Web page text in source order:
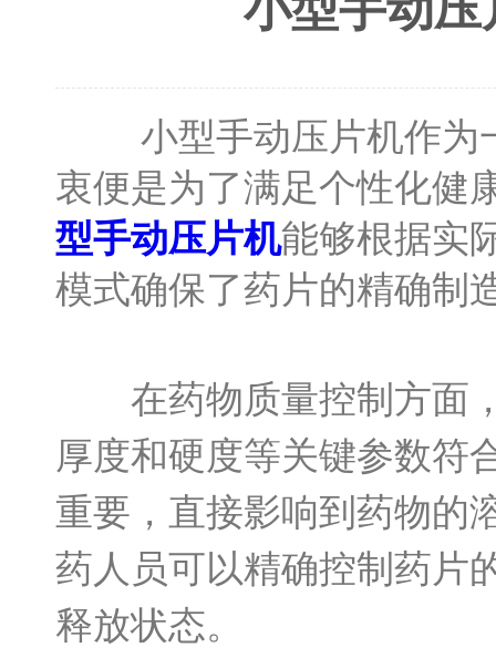
小型手动压片机作为一
衷便是为了满足个性化健
型手动压片机能够根据实
模式确保了药片的精确制
在药物质量控制方面，
厚度和硬度等关键参数符
重要，直接影响到药物的
药人员可以精确控制药片
释放状态。